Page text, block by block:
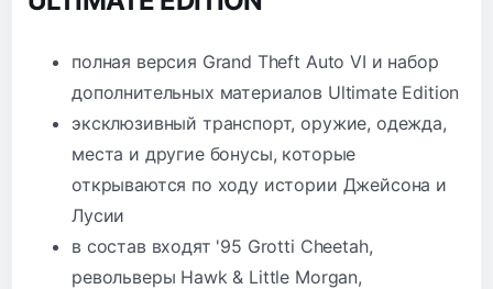
полная версия Grand Theft Auto VI и набор
дополнительных материалов Ultimate Edition
эксклюзивный транспорт, оружие, одежда,
места и другие бонусы, которые
открываются по ходу истории Джейсона и
Лусии
в состав входят '95 Grotti Cheetah,
револьверы Hawk & Little Morgan,